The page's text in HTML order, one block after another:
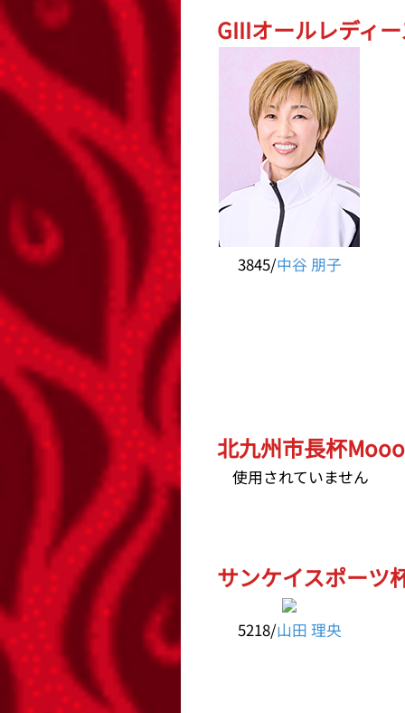
GIIIオールレディ
3845/中谷 朋子
北九州市長杯
使用されていません
サンケイスポーツ
5218/山田 理央